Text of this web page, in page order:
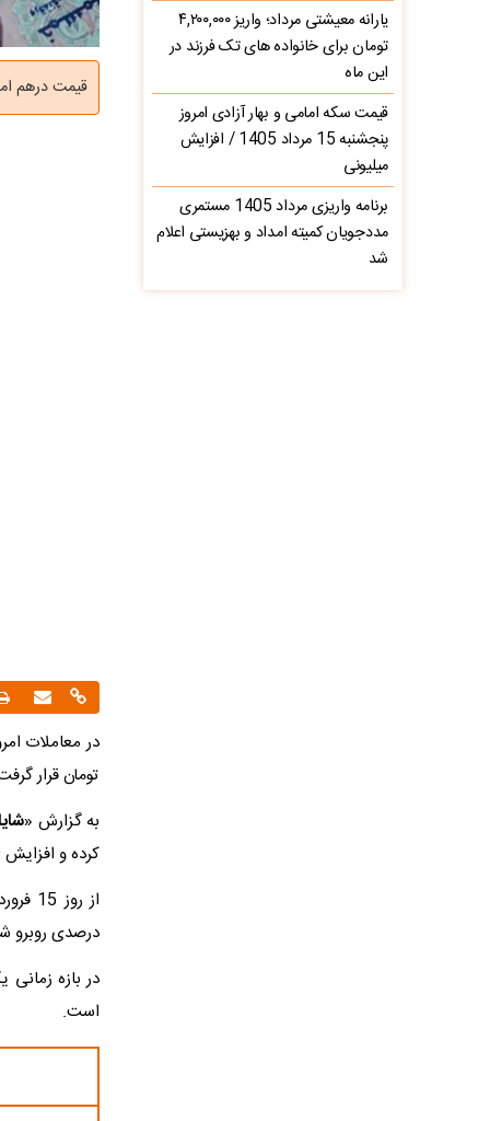
قیمت درهم امروز سه شنبه 15
تومان قرار گرفت. این
به گزارش «
کرده و افزایش 15.49 درصدی را به ثبت رسانده است.
درصدی روبرو
است.
یارانه معیشتی مرداد؛ واریز ۴,۲۰۰,۰۰۰
تومان برای خانواده های تک فرزند در
این ماه
قیمت سکه امامی و بهار آزادی امروز
پنجشنبه 15 مرداد 1405 / افزایش
میلیونی
برنامه واریزی مرداد 1405 مستمری
مددجویان کمیته امداد و بهزیستی اعلام
شد